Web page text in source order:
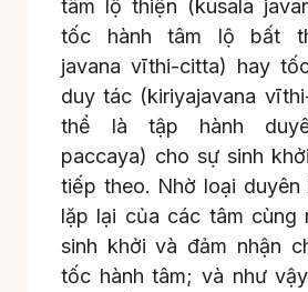
tâm lộ thiện (kusala
tốc hành tâm lộ bất
javana vīthi-citta) hay
duy tác (kiriyajavana
thể là tập hành
paccaya) cho sự sinh
tiếp theo. Nhờ loại duyên
lặp lại của các tâm cùng
sinh khởi và đảm nhận
tốc hành tâm; và như